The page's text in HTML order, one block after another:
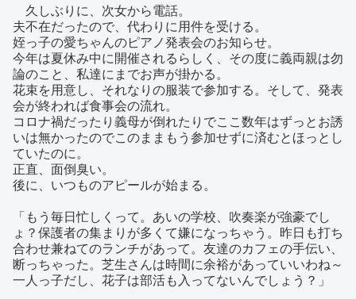
久しぶりに、次女から電話。
夫不在だったので、代わりに用件を受ける。
姪っ子の愛ちゃんのピアノ発表会のお知らせ。
今年は夏休み中に開催されるらしく、その度に義両親は勿
論のこと、私達にまでお声が掛かる。
花束を用意し、それなりの服装で参加する。そして、発表
会が終われば食事会の流れ。
コロナ禍だったり義母が倒れたりでここ数年はずっとお誘
いは無かったのでこのままもう参加せずに済むとほっとし
ていたのに。
正直、面倒臭い。
後に、いつものアピールが始まる。
「もう毎日忙しくって。あいの学校、吹奏楽が強豪でし
ょ？保護者の集まりが多くて嫌になっちゃう。昨日も打ち
合わせ兼ねてのランチがあって。友達のカフェの手伝い、
断っちゃった。芝生さんは時間に余裕があっていいわね～
一人っ子だし、花子は部活も入ってないんでしょう？」